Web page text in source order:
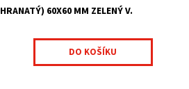
60X60 MM ZELENÝ V.